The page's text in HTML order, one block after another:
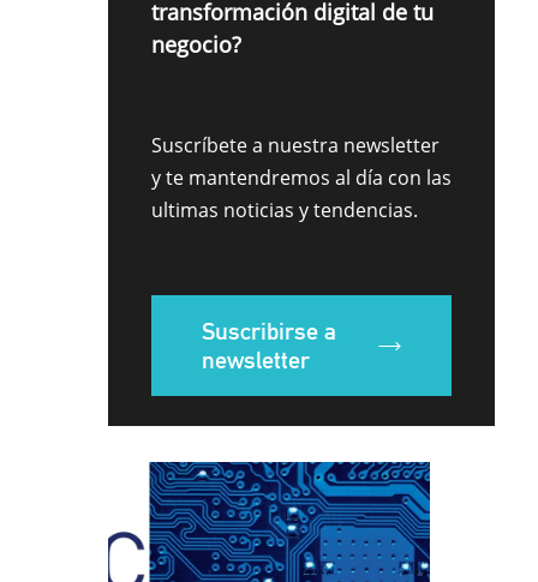
transformación digital de tu
negocio?
Suscríbete a nuestra newsletter
y te mantendremos al día con las
ultimas noticias y tendencias.
Suscribirse a
newsletter